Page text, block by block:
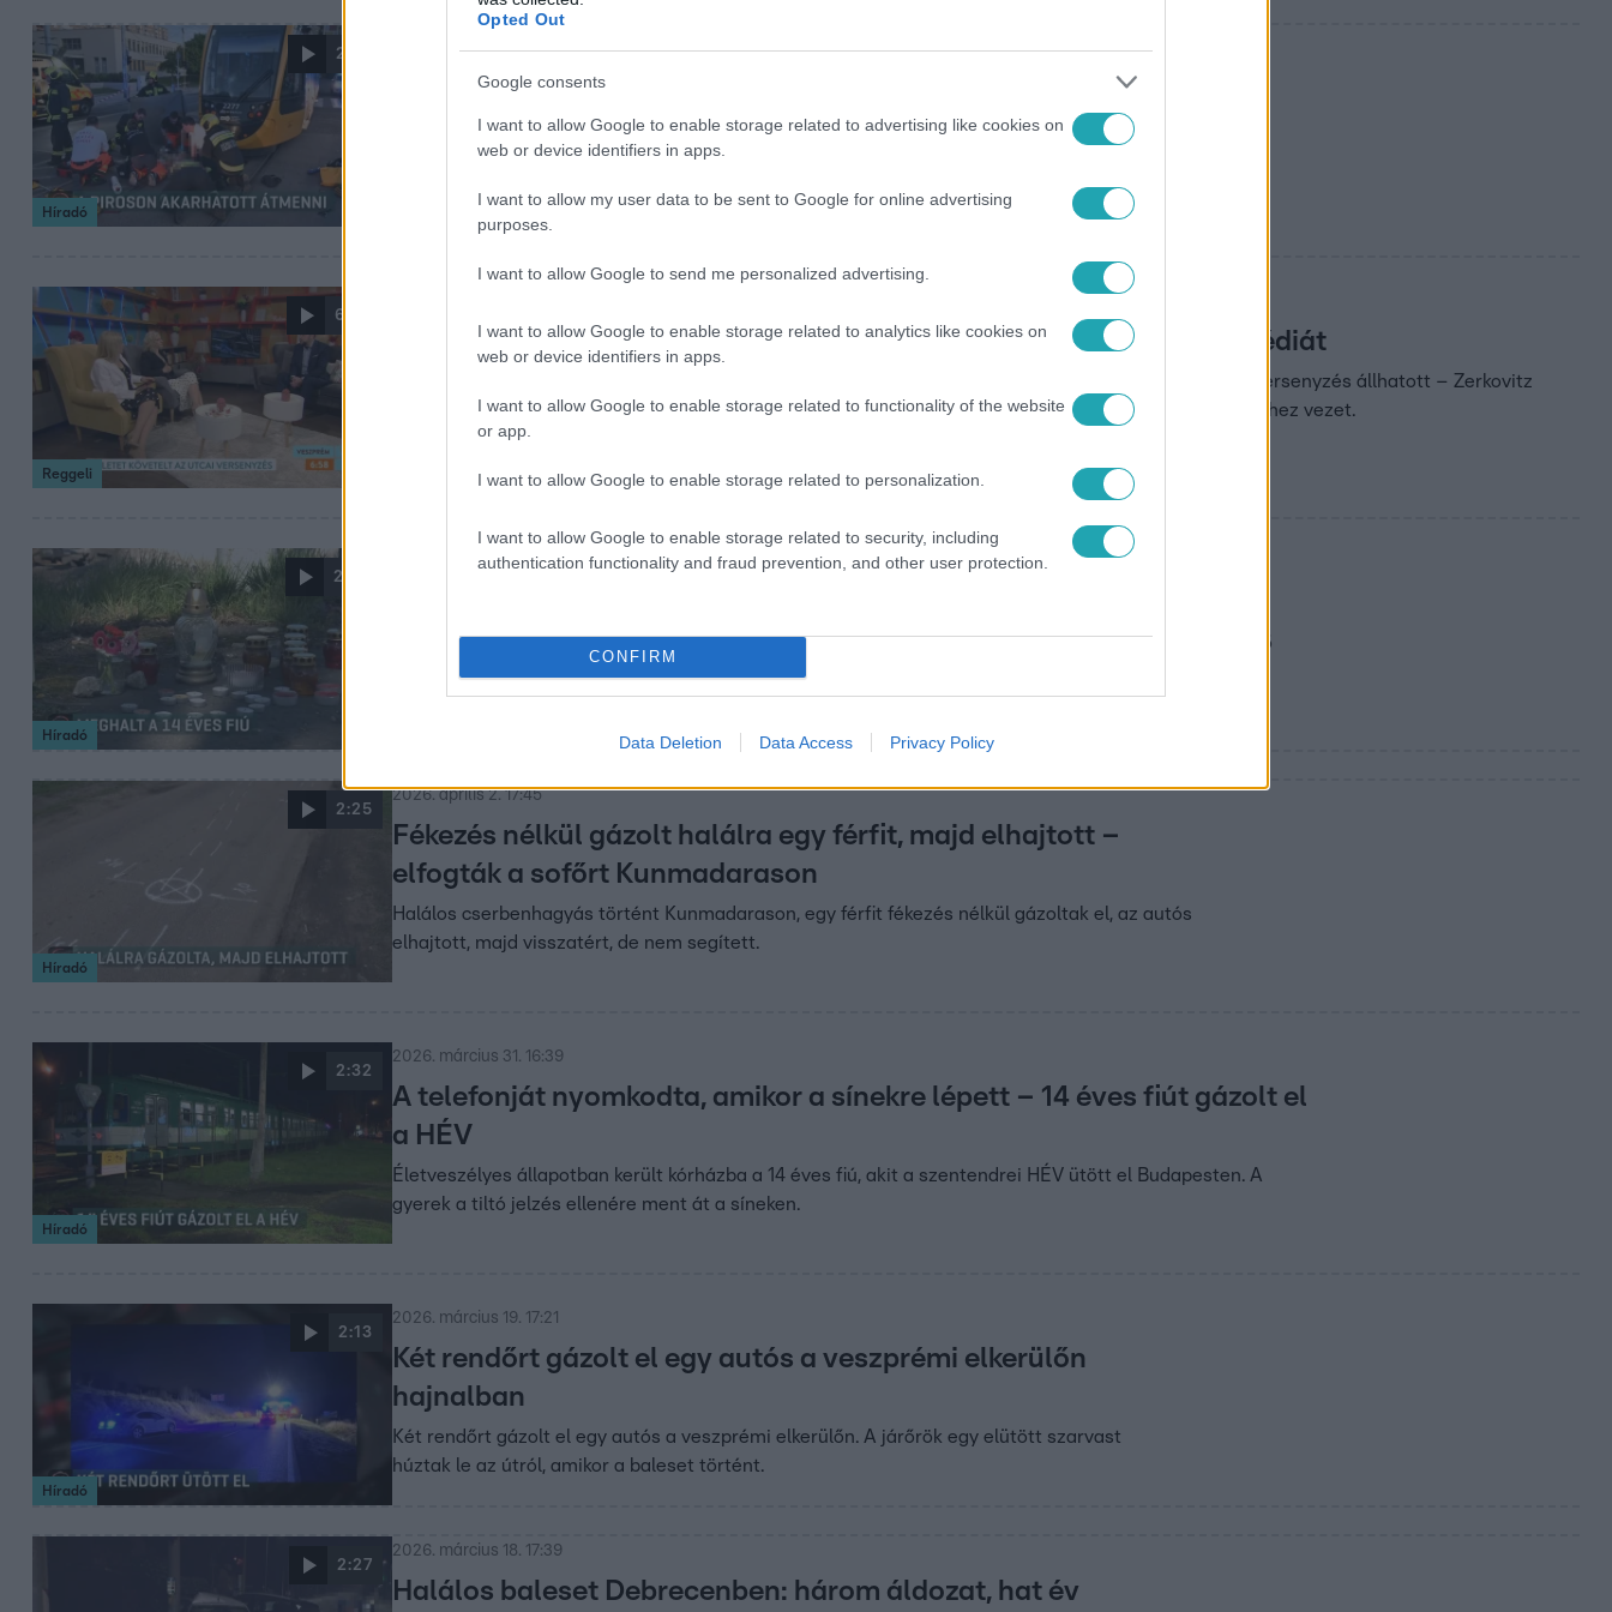
Opted Out
Google consents
I want to allow Google to enable storage related to advertising like cookies on
web or device identifiers in apps.
I want to allow my user data to be sent to Google for online advertising
purposes.
I want to allow Google to send me personalized advertising.
I want to allow Google to enable storage related to analytics like cookies on
web or device identifiers in apps.
I want to allow Google to enable storage related to functionality of the website
or app.
I want to allow Google to enable storage related to personalization.
I want to allow Google to enable storage related to security, including
authentication functionality and fraud prevention, and other user protection.
CONFIRM
Data Deletion Data Access Privacy Policy
2:23
Híradó
„Iszonyatosan vérzett mindenhonnan” – megszólalt az újpesti
villamosgázolás szemtanúja
Életveszélyes állapotban szállították kórházba azt a 30 éves nőt, akit pénteken gázolt el a
6:35
Reggeli
Brutális baleset Budapesten: illegális versenyzés okozhatta a tragédiát
Ketten meghaltak és többen megsérültek a XIII. kerületi balesetben, amely mögött az illegális utcai versenyzés állhatott – Zerkovitz
Dávid közlekedéspszichológus szerint a gyorsaság és a verseny izgalma könnyen veszélyes döntésekhez vezet.
2:06
Híradó
2026. április 4. 16:37
A fiú fülében fülhallgató volt, és a telefonját nyomkodta, valószínűleg ezért nem vette észre az érkező
szerelvényt. Két óbudai iskolája is gyászolja a diákot.
2:25
Híradó
2026. április 2. 17:45
Fékezés nélkül gázolt halálra egy férfit, majd elhajtott –
elfogták a sofőrt Kunmadarason
Halálos cserbenhagyás történt Kunmadarason, egy férfit fékezés nélkül gázoltak el, az autós
elhajtott, majd visszatért, de nem segített.
2:32
Híradó
2026. március 31. 16:39
A telefonját nyomkodta, amikor a sínekre lépett – 14 éves fiút gázolt el
a HÉV
Életveszélyes állapotban került kórházba a 14 éves fiú, akit a szentendrei HÉV ütött el Budapesten. A
gyerek a tiltó jelzés ellenére ment át a síneken.
2:13
Híradó
2026. március 19. 17:21
Két rendőrt gázolt el egy autós a veszprémi elkerülőn
hajnalban
Két rendőrt gázolt el egy autós a veszprémi elkerülőn. A járőrök egy elütött szarvast
húztak le az útról, amikor a baleset történt.
2:27
2026. március 18. 17:39
Halálos baleset Debrecenben: három áldozat, hat év